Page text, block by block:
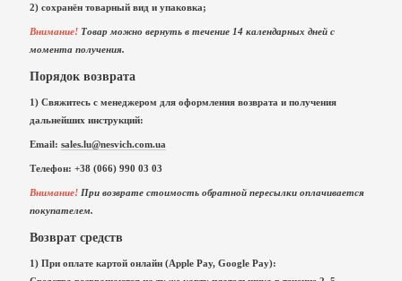
2) сохранён товарный вид и упаковка;
Внимание! Товар можно вернуть в течение 14 календарных дней с
момента получения.
Порядок возврата
1) Свяжитесь с менеджером для оформления возврата и получения
дальнейших инструкций:
Email: sales.lu@nesvich.com.ua
Телефон: +38 (066) 990 03 03
Внимание! При возврате стоимость обратной пересылки оплачивается
покупателем.
Возврат средств
1) При оплате картой онлайн (Apple Pay, Google Pay):